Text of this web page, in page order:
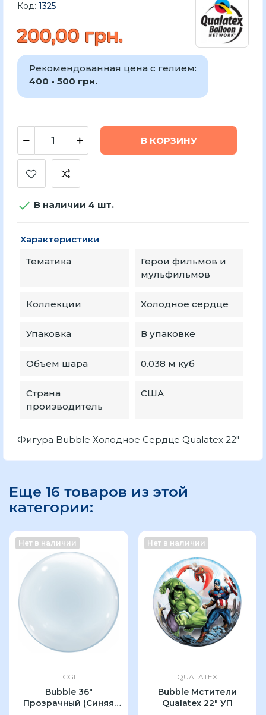
Код: 1325
200,00 грн.
Рекомендованная цена с гелием:
400 - 500 грн.
В КОРЗИНУ
 В наличии 4 шт.
Характеристики
Тематика
Герои фильмов и
мульфильмов
Коллекции Холодное сердце
Упаковка В упаковке
Объем шара 0.038 м куб
Страна
производитель
США
Фигура Bubble Холодное Сердце Qualatex 22"
Еще 16 товаров из этой
категории:
Нет в наличии
CGI
Bubble 36"
Прозрачный (Синяя
Нет в наличии
QUALATEX
Bubble Мстители
Qualatex 22" УП